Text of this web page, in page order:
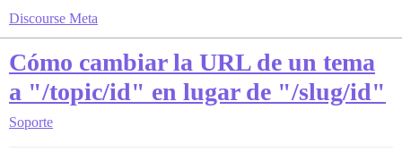
Discourse Meta
Cómo cambiar la URL de un tema
a "/topic/id" en lugar de "/slug/id"
Soporte